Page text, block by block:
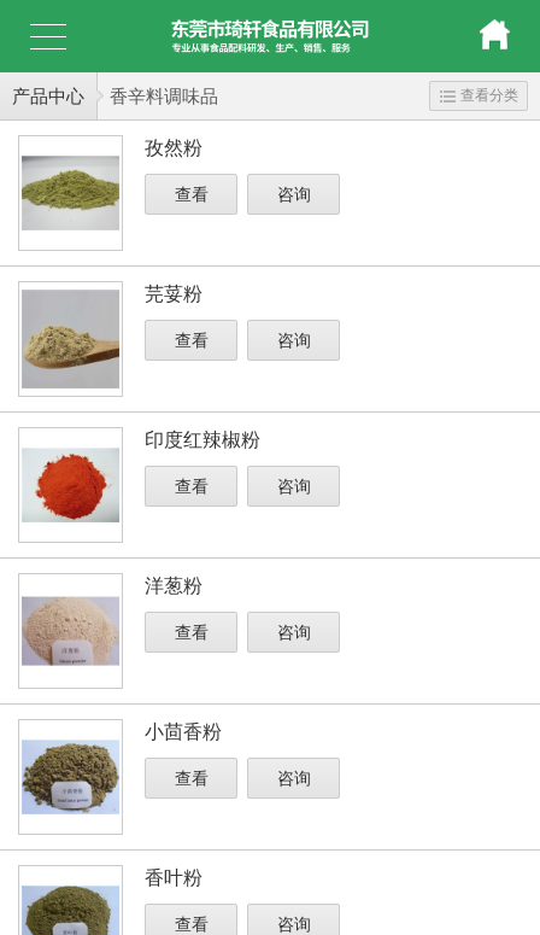
产品中心 香辛料调味品 查看分类
孜然粉
查看 咨询
芫荽粉
查看 咨询
印度红辣椒粉
查看 咨询
洋葱粉
查看 咨询
小茴香粉
查看 咨询
香叶粉
查看 咨询